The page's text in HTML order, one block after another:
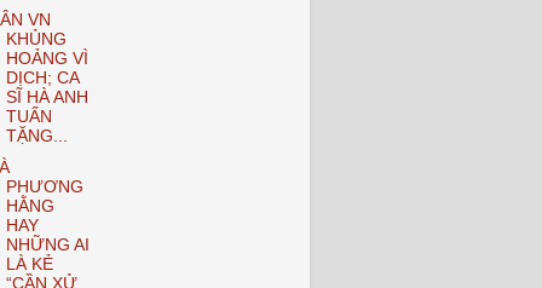
VN
KHỦNG
HOẢNG VÌ
DỊCH; CA
SĨ HÀ ANH
TUẤN
TẶNG...
PHƯƠNG
HẰNG
HAY
NHỮNG AI
LÀ KẺ
“CẦN XỬ